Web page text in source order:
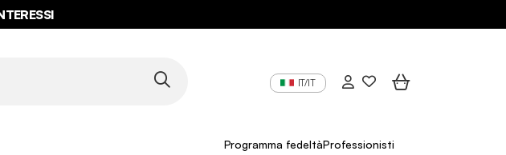
IT/IT
Programma fedeltàProfessionisti